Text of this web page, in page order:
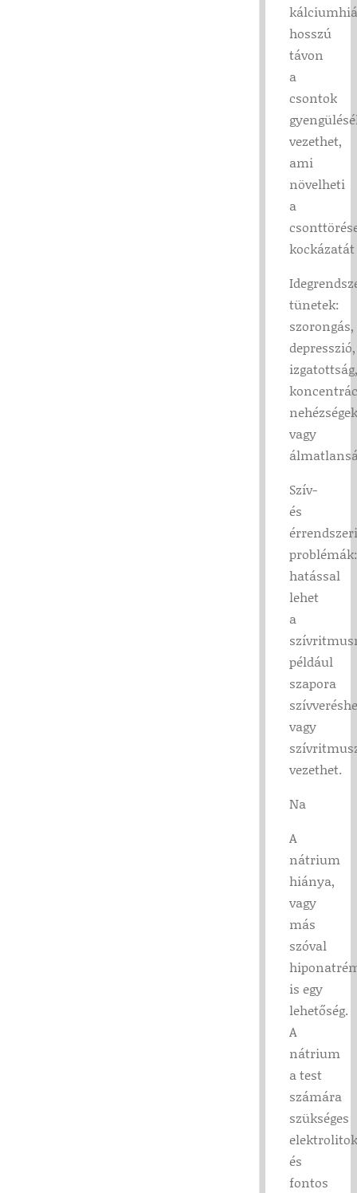
hosszú
távon
a
csontok
vezethet,
ami
növelheti
a
kockázatát
tünetek:
szorongás,
depresszió,
izgatottság,
nehézségek
vagy
Szív-
és
érrendszeri
problémák:
hatással
lehet
a
például
szapora
vagy
vezethet.
Na
A
nátrium
hiánya,
vagy
más
szóval
is egy
lehetőség.
A
nátrium
a test
számára
szükséges
és
fontos